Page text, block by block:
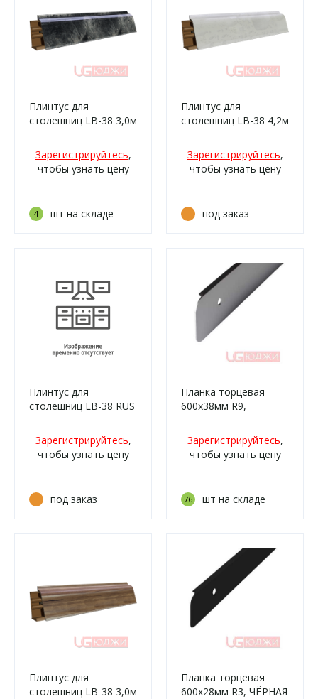
Плинтус для
столешниц LB-38 3,0м
берагамо тёмный
(3057г/459)
Зарегистрируйтесь,
чтобы узнать цену
4 шт на складе
Плинтус для
столешниц LB-38 4,2м
(905м, 905г/476)
Зарегистрируйтесь,
чтобы узнать цену
под заказ
Плинтус для
столешниц LB-38 RUS
дерево (521г, 690м,
690г/339)
Зарегистрируйтесь,
чтобы узнать цену
под заказ
Планка торцевая
600х38мм R9,
Зарегистрируйтесь,
чтобы узнать цену
76 шт на складе
Плинтус для
столешниц LB-38 3,0м
Планка торцевая
600х28мм R3, ЧЁРНАЯ